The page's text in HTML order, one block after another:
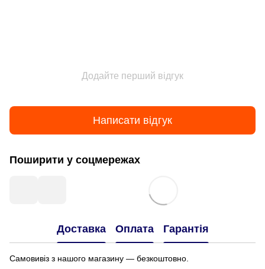
Додайте перший відгук
Написати відгук
Поширити у соцмережах
Доставка Оплата Гарантія
Самовивіз з нашого магазину — безкоштовно.